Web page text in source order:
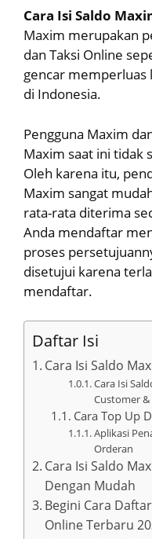
Cara Isi Saldo
Maxim merupakan
dan Taksi Online
gencar memperluas
di Indonesia.
Pengguna Maxim
Maxim saat ini tidak
Oleh karena itu,
Maxim sangat
rata-rata diterima
Anda mendaftar
proses
disetujui karena
mendaftar.
Daftar Isi
Cara Isi Saldo
Cara Isi
Customer &
Cara Top Up
Aplikasi
Orderan
Cara Isi Saldo
Dengan Mudah
Begini Cara
Online Terbaru